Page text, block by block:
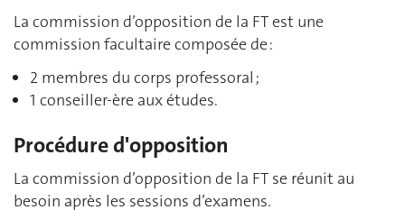
La commission d’opposition de la FT est une
commission facultaire composée de :
2 membres du corps professoral ;
1 conseiller-ère aux études.
Procédure d'opposition
La commission d’opposition de la FT se réunit au
besoin après les sessions d’examens.